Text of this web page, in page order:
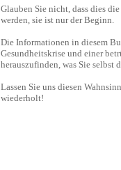
Glauben Sie nicht, dass dies
werden, sie ist nur der Beginn.
Die Informationen in diesem
Gesundheitskrise und einer
herauszufinden, was Sie selbst
Lassen Sie uns diesen
wiederholt!